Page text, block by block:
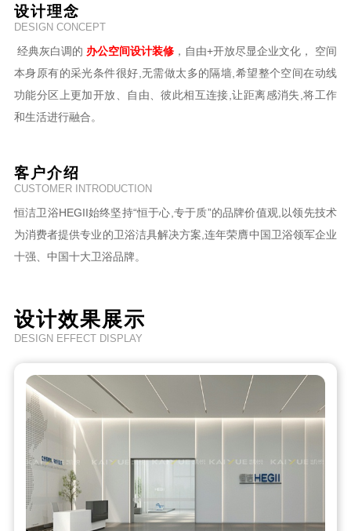
设计理念
DESIGN CONCEPT
经典灰白调的 办公空间设计装修 ，自由+开放尽显企业文化，
空间
本身原有的采光条件很好,无需做太多的隔墙,希望整个空间在动线
功能分区上更加开放、自由、彼此相互连接,让距离感消失,将工作
和生活进行融合。
客户介绍
CUSTOMER INTRODUCTION
恒洁卫浴HEGII始终坚持“恒于心,专于质”的品牌价值观,以领先技术
为消费者提供专业的卫浴洁具解决方案,连年荣膺中国卫浴领军企业
十强、中国十大卫浴品牌。
设计效果展示
DESIGN EFFECT DISPLAY